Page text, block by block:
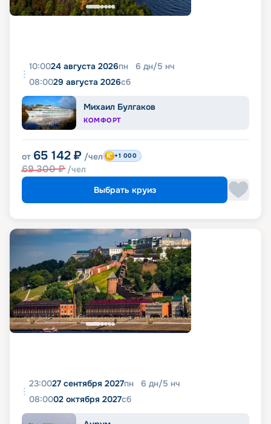
10:0024 августа 2026пн 6 дн/5 нч
08:0029 августа 2026сб
Михаил Булгаков
КОМФОРТ
от 65 142 ₽ /чел
69 300₽ /чел
+1 000
Выбрать круиз
23:0027 сентября 2027пн 6 дн/5 нч
08:0002 октября 2027сб